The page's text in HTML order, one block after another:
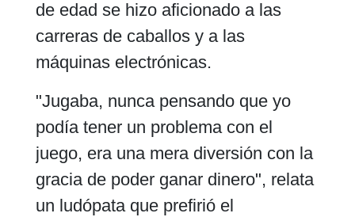
de edad se hizo aficionado a las
carreras de caballos y a las
máquinas electrónicas.
"Jugaba, nunca pensando que yo
podía tener un problema con el
juego, era una mera diversión con la
gracia de poder ganar dinero", relata
un ludópata que prefirió el